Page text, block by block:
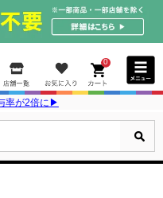
0
率が2倍に▶